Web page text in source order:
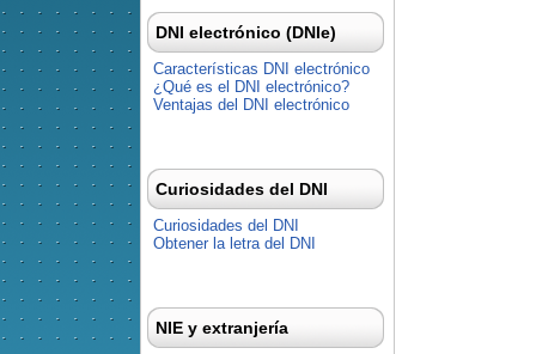
DNI electrónico (DNIe)
Características DNI electrónico
¿Qué es el DNI electrónico?
Ventajas del DNI electrónico
Curiosidades del DNI
Curiosidades del DNI
Obtener la letra del DNI
NIE y extranjería